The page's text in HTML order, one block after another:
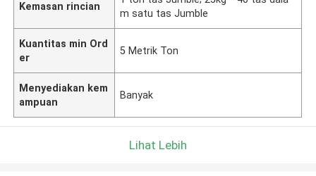
Kemasan rincian
m satu tas Jumble
Kuantitas min Ord
er
5 Metrik Ton
Menyediakan kem
ampuan
Banyak
Lihat Lebih